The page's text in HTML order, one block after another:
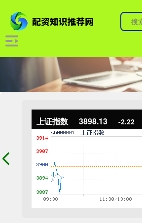
上证指数 3898.13 -2.22